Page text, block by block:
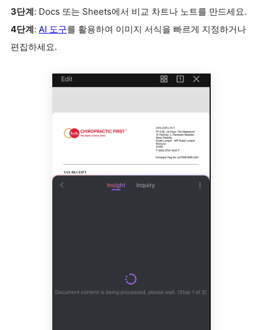
3단계: Docs 또는 Sheets에서 비교 차트나 노트를 만드세요.
4단계: AI 도구를 활용하여 이미지 서식을 빠르게 지정하거나
편집하세요.